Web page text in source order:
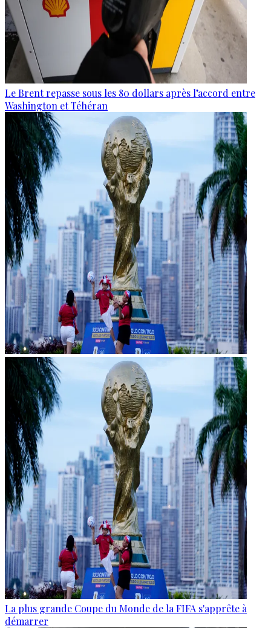
Le Brent repasse sous les 80 dollars après l’accord entre
Washington et Téhéran
La plus grande Coupe du Monde de la FIFA s'apprête à
démarrer